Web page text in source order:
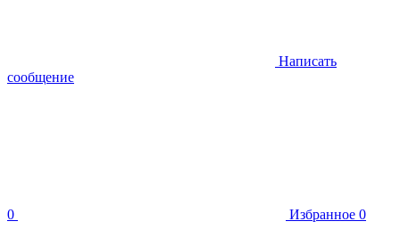
Написать
сообщение
0 Избранное 0